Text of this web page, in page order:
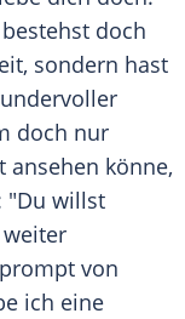
doch
, sondern hast
doch nur
könne,
"Du willst
von
ich eine